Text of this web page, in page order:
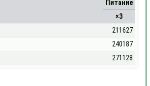
Питание
×3
211627
240187
271128